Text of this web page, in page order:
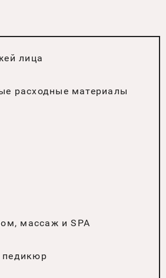
лица
расходные материалы
массаж и SPA